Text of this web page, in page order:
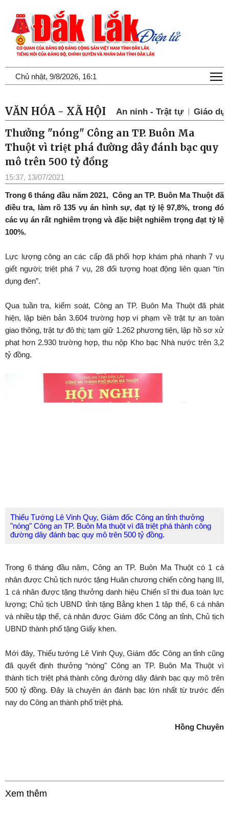
Chủ nhật, 9/8/2026, 16:1
VĂN HÓA - XÃ HỘI An ninh - Trật tự Giáo
Thưởng "nóng" Công an TP. Buôn Ma
Thuột vì triệt phá đường dây đánh bạc quy
mô trên 500 tỷ đồng
15:37, 13/07/2021
Trong 6 tháng đầu năm 2021, Công an TP. Buôn Ma Thuột đã
điều tra, làm rõ 135 vụ án hình sự, đạt tỷ lệ 97,8%, trong đó
các vụ án rất nghiêm trọng và đặc biệt nghiêm trọng đạt tỷ lệ
100%.
Lực lượng công an các cấp đã phối hợp khám phá nhanh 7 vụ
giết người; triệt phá 7 vụ, 28 đối tượng hoạt động liên quan “tín
dụng đen”.
Qua tuần tra, kiểm soát, Công an TP. Buôn Ma Thuột đã phát
hiện, lập biên bản 3.604 trường hợp vi phạm về trật tự an toàn
giao thông, trật tự đô thị; tạm giữ 1.262 phương tiện, lập hồ sơ xử
phạt hơn 2.930 trường hợp, thu nộp Kho bạc Nhà nước trên 3,2
tỷ đồng.
Thiếu Tướng Lê Vinh Quy, Giám đốc Công an tỉnh thưởng
"nóng" Công an TP. Buôn Ma thuột vì đã triệt phá thành công
đường dây đánh bạc quy mô trên 500 tỷ đồng.
Trong 6 tháng đầu năm, Công an TP. Buôn Ma Thuột có 1 cá
nhân được Chủ tịch nước tặng Huân chương chiến công hạng III,
1 cá nhân được tặng thưởng danh hiệu Chiến sĩ thi đua toàn lực
lượng; Chủ tịch UBND tỉnh tặng Bằng khen 1 tập thể, 6 cá nhân
và nhiều tập thể, cá nhân được Giám đốc Công an tỉnh, Chủ tịch
UBND thành phố tặng Giấy khen.
Mới đây, Thiếu tướng Lê Vinh Quy, Giám đốc Công an tỉnh cũng
đã quyết định thưởng “nóng" Công an TP. Buôn Ma Thuột vì
thành tích triệt phá thành công đường dây đánh bạc quy mô trên
500 tỷ đồng. Đây là chuyên án đánh bạc lớn nhất từ trước đến
nay do Công an thành phố triệt phá.
Hồng Chuyên
Xem thêm